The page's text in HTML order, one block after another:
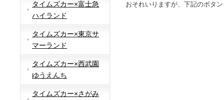
タイムズカー×富士急
ハイランド
タイムズカー×東京サ
マーランド
タイムズカー×西武園
ゆうえんち
タイムズカー×さがみ
おそれいりますが、下記のボタ